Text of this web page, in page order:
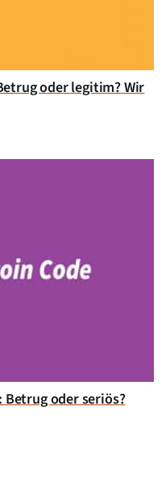
oder legitim? Wir
oder seriös?